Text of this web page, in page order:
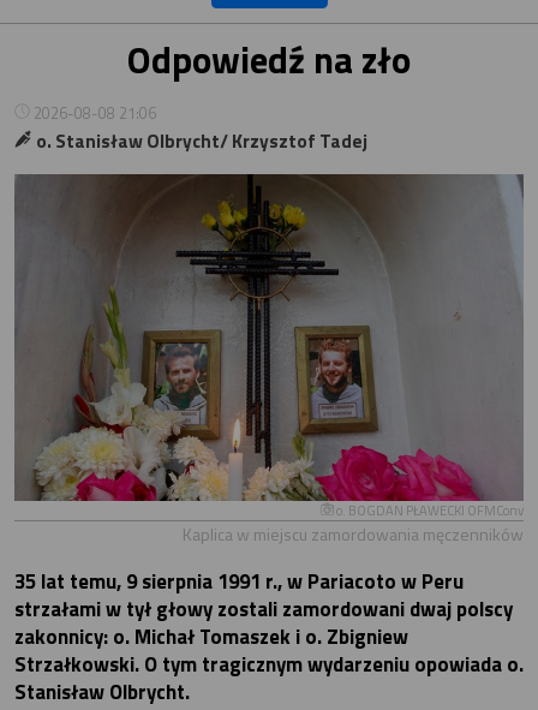
Odpowiedź na zło
2026-08-08 21:06
o. Stanisław Olbrycht/ Krzysztof Tadej
o. BOGDAN PŁAWECKI OFMConv
Kaplica w miejscu zamordowania męczenników
35 lat temu, 9 sierpnia 1991 r., w Pariacoto w Peru
strzałami w tył głowy zostali zamordowani dwaj polscy
zakonnicy: o. Michał Tomaszek i o. Zbigniew
Strzałkowski. O tym tragicznym wydarzeniu opowiada o.
Stanisław Olbrycht.